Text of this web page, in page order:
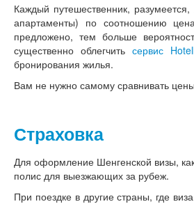
Каждый путешественник,
апартаменты) по соотношению
предложено, тем больше
существенно облегчить сервис
бронирования жилья.
Вам не нужно самому сравнивать
Страховка
Для оформление Шенгенской визы,
полис для выезжающих за рубеж.
При поездке в другие страны, где